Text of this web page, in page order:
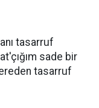
tasarruf
sade bir
tasarruf